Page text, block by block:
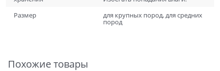
Размер
для крупных пород, для средних
пород
Похожие товары